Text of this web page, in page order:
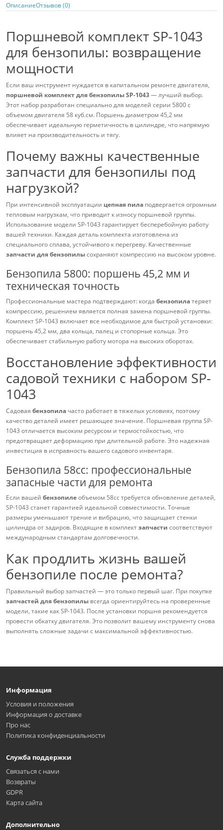
ОписаниеОтзывов (0)
Поршневой комплект SP-1043
для бензопилы: возвращение
мощности
Если ваш инструмент нуждается в капитальном ремонте двигателя,
поршневой комплект для бензопилы SP-1043— лучший выбор.
Этот набор разработан специально для моделей серии 5800 с
объемом двигателя 58 куб.см. Поршень диаметром 45,2 мм
обеспечивает идеальную герметичность в цилиндре, что напрямую
влияет на производительность и тягу.
Почему важны качественные
запчасти для бензопилы под
нагрузкой?
При интенсивной эксплуатации цепная пила подвергается огромным
тепловым нагрузкам, что приводит к износу поршневой группы.
Использование модели SP-1043 гарантирует бесперебойную работу
вашей техники. Каждая деталь комплекта изготовлена из
специального сплава, устойчивого к перегреву. Качественные
запчасти для бензопилысохраняют компрессию на высоком уровне.
Бензопила 5800: поршень 45,2 мм и
техническая точность
Профессиональные мастера подтверждают: когда бензопилатеряет
компрессию, решением является полная замена поршневой группы.
Комплект SP-1043 включает все необходимое для быстрой установки:
поршень 45,2 мм, два кольца, палец и стопорные кольца. Это
обеспечивает стабильную работу мотора на высоких оборотах.
Восстановление эффективности
садовой техники с набором SP-
1043
Садовая бензопила часто работает в тяжелых условиях, поэтому
качество деталей имеет решающее значение. Поршневая группа SP-
1043 отличается высоким ресурсом и термостойкостью, что
предотвращает деформацию при длительной работе. Это надежная
инвестиция в исправность вашего садового инвентаря.
Бензопила 58cc: профессиональные
запасные части для ремонта
Если вашей бензопилеобъемом 58сс требуется обновление деталей,
SP-1043 станет гарантией идеальной совместимости. Точные
размеры уменьшают трение и вибрацию, что защищает стенки
цилиндра от задиров. Входящие в комплектзапчасти соответствуют
международным стандартам долговечности.
Как продлить жизнь вашей
бензопиле после ремонта?
Правильный выбор запчастей — это только первый шаг. При покупке
запчастей для бензопилы всегда ориентируйтесь на проверенные
модели, такие как SP-1043. После установки поршня рекомендуется
провести обкатку двигателя. Это позволит вашему инструменту снова
выполнять сложные задачи с максимальной эффективностью.
Информация
Условия и положения
Информация о доставке
Про нас
Политика конфиденциальности
Служба поддержки
Связаться с нами
Возвраты
GDPR
Карта сайта
Дополнительно